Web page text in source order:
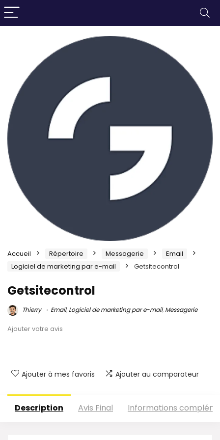
Accueil Répertoire Messagerie
Email
Logiciel de marketing par e-mail
Getsitecontrol
Getsitecontrol
Thierry Email, Logiciel de marketing par e-mail, Messagerie
Ajouter votre avis
Ajouter à mes favoris Ajouter au comparateur
Description Avis Final Informations